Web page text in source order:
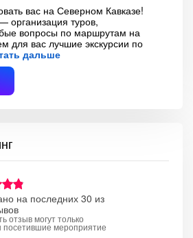
вас на Северном Кавказе!
организация туров,
вопросы по маршрутам на
для вас лучшие экскурсии по
дальше
на последних 30 из
отзыв могут только
посетившие мероприятие